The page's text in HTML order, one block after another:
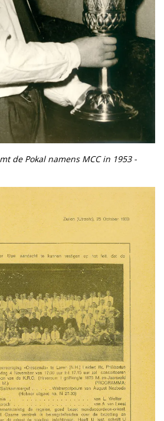
de Pokal namens MCC in 1953 -